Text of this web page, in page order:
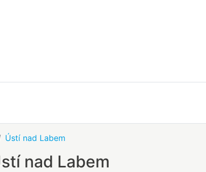
Ústí nad Labem
nad Labem